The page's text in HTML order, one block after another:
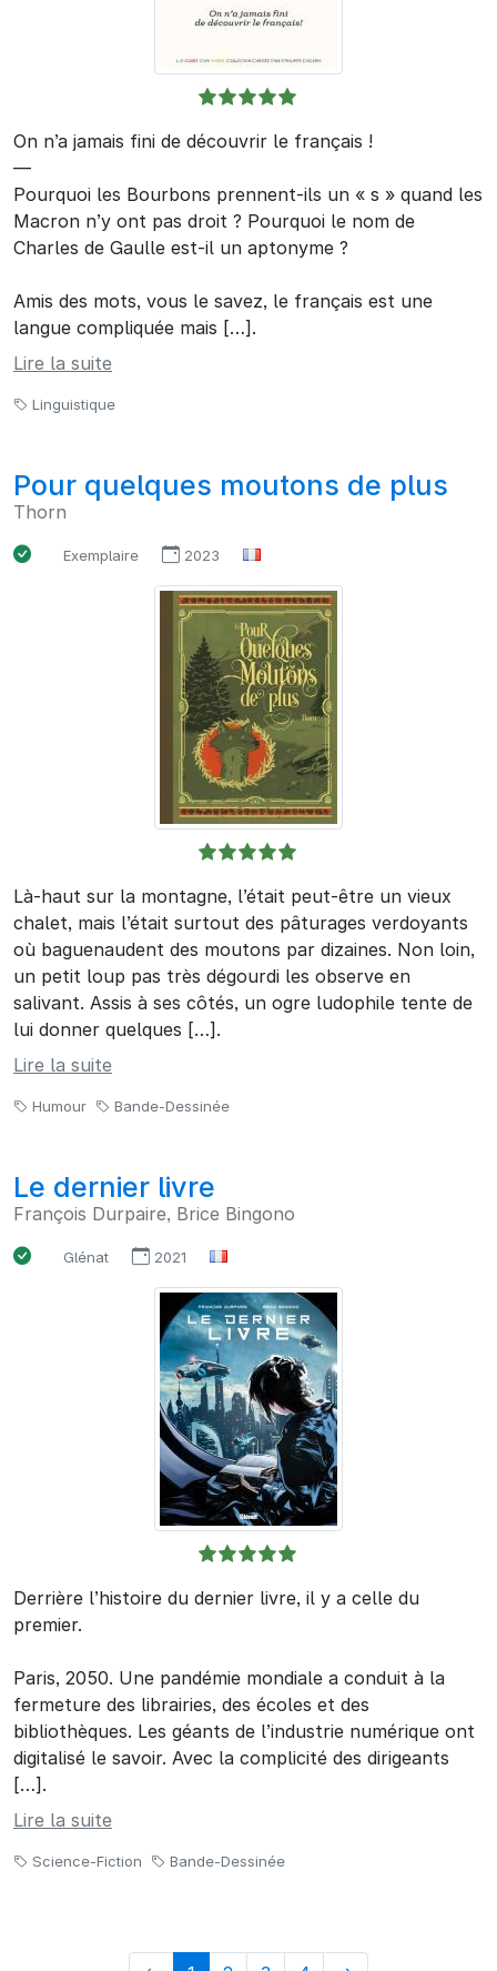
On n’a jamais fini de découvrir le français !
—
Pourquoi les Bourbons prennent-ils un « s » quand les
Macron n’y ont pas droit ? Pourquoi le nom de
Charles de Gaulle est-il un aptonyme ?
Amis des mots, vous le savez, le français est une
langue compliquée mais […].
Lire la suite
Linguistique
Pour quelques moutons de plus
Thorn
Exemplaire 2023
Là-haut sur la montagne, l’était peut-être un vieux
chalet, mais l’était surtout des pâturages verdoyants
où baguenaudent des moutons par dizaines. Non loin,
un petit loup pas très dégourdi les observe en
salivant. Assis à ses côtés, un ogre ludophile tente de
lui donner quelques […].
Lire la suite
Humour Bande-Dessinée
Le dernier livre
François Durpaire, Brice Bingono
Glénat 2021
Derrière l’histoire du dernier livre, il y a celle du
premier.
Paris, 2050. Une pandémie mondiale a conduit à la
fermeture des librairies, des écoles et des
bibliothèques. Les géants de l’industrie numérique ont
digitalisé le savoir. Avec la complicité des dirigeants
[…].
Lire la suite
Science-Fiction Bande-Dessinée